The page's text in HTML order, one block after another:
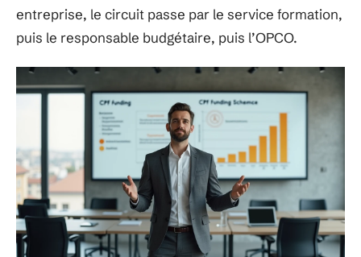
entreprise, le circuit passe par le service formation,
puis le responsable budgétaire, puis l’OPCO.